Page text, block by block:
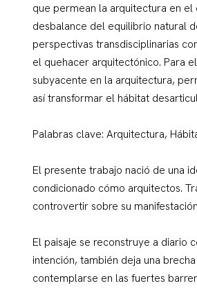
que permean la arquitectura en
desbalance del equilibrio natural
perspectivas transdisciplinarias
el quehacer arquitectónico. Para
subyacente en la arquitectura,
así transformar el hábitat
Palabras clave: Arquitectura,
El presente trabajo nació de una
condicionado cómo arquitectos.
controvertir sobre su
El paisaje se reconstruye a diario
intención, también deja una
contemplarse en las fuertes